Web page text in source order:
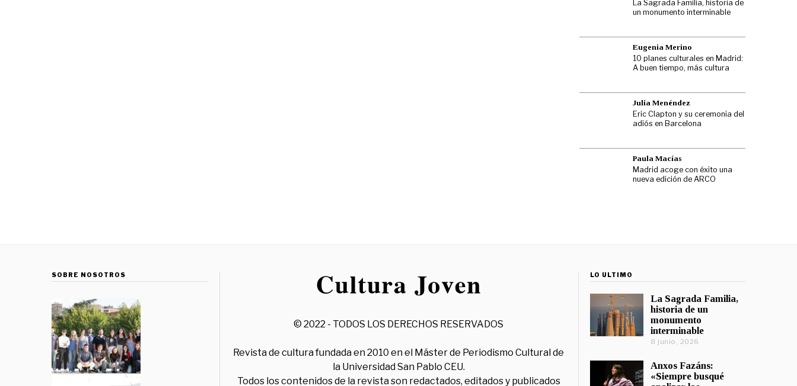
La Sagrada Familia, historia de
un monumento interminable
Eugenia Merino
10 planes culturales en Madrid:
A buen tiempo, más cultura
Julia Menéndez
Eric Clapton y su ceremonia del
adiós en Barcelona
Paula Macías
Madrid acoge con éxito una
nueva edición de ARCO
SOBRE NOSOTROS
© 2022 - TODOS LOS DERECHOS RESERVADOS
Revista de cultura fundada en 2010 en el Máster de Periodismo Cultural de
la Universidad San Pablo CEU.
Todos los contenidos de la revista son redactados, editados y publicados
LO ÚLTIMO
La Sagrada Familia,
historia de un
monumento
interminable
8 junio, 2026
Anxos Fazáns:
«Siempre busqué